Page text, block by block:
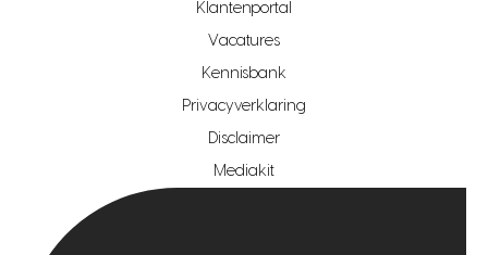
makelaar regio zoetermeer
hypotheekshop regio den haag
hypotheekshop regio rotterdam
Klantenportal
Vacatures
Kennisbank
Privacyverklaring
Disclaimer
Mediakit